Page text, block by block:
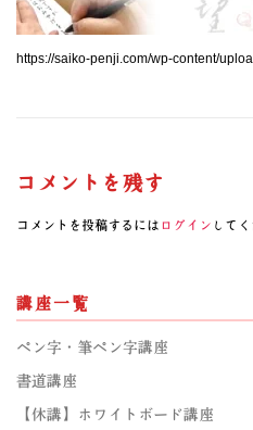
https://saiko-penji.com/wp-content/
コメントを残す
コメントを投稿するには ログイン してく
講座一覧
ペン字・筆ペン字講座
書道講座
【休講】ホワイトボード講座